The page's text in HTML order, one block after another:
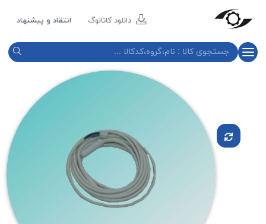
دانلود کاتالوگ انتقاد و پیشنهاد